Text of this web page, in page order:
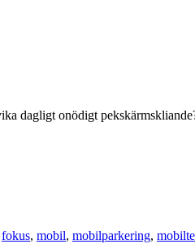
dagligt onödigt
fokus, mobil, mobilparkering,